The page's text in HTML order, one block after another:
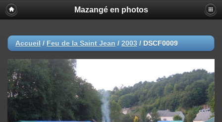
Mazangé en photos
Accueil / Feu de la Saint Jean / 2003 / DSCF0009